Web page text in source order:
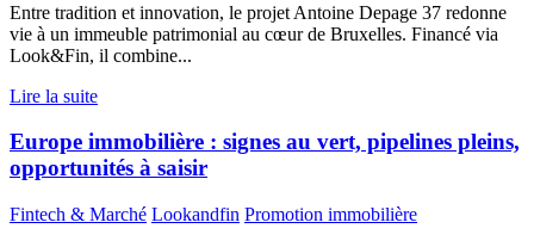
Entre tradition et innovation, le projet Antoine Depage 37 redonne
vie à un immeuble patrimonial au cœur de Bruxelles. Financé via
Look&Fin, il combine...
Lire la suite
Europe immobilière : signes au vert, pipelines pleins,
opportunités à saisir
Fintech & Marché Lookandfin Promotion immobilière